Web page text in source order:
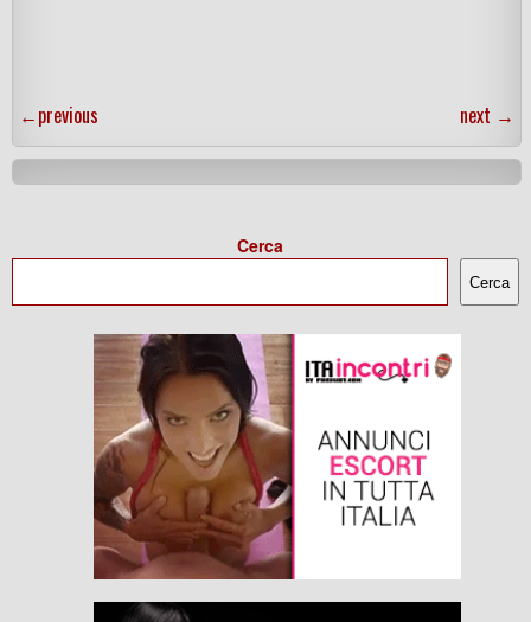
←previous next →
Cerca
Cerca